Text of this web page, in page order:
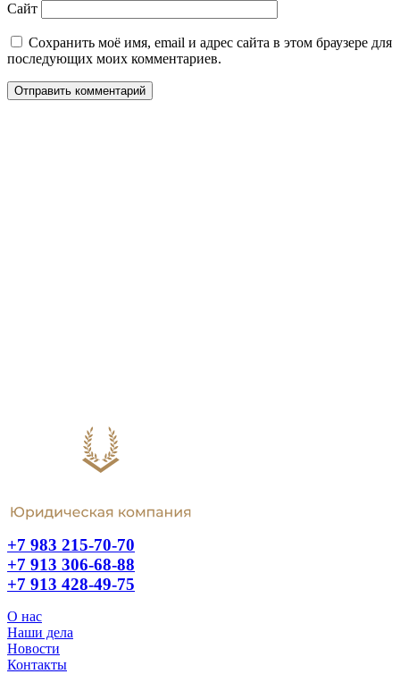
Сайт
Сохранить моё имя, email и адрес сайта в этом браузере для
последующих моих комментариев.
+7 983 215-70-70
+7 913 306-68-88
+7 913 428-49-75
О нас
Наши дела
Новости
Контакты